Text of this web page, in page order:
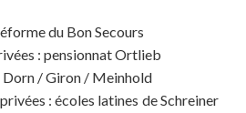
du Bon Secours
: pensionnat Ortlieb
/ Giron / Meinhold
: écoles latines de Schreiner